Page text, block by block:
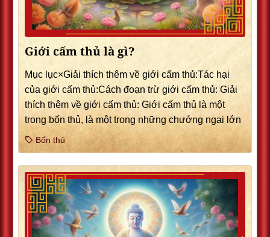
Giới cấm thủ là gì?
Mục lục×Giải thích thêm về giới cấm thủ:Tác hại
của giới cấm thủ:Cách đoạn trừ giới cấm thủ: Giải
thích thêm về giới cấm thủ: Giới cấm thủ là một
trong bốn thủ, là một trong những chướng ngại lớn
Bốn thủ